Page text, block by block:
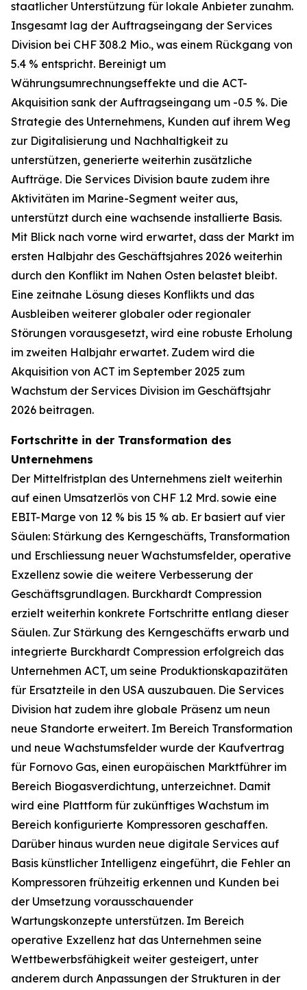
staatlicher Unterstützung für lokale Anbieter zunahm.
Insgesamt lag der Auftragseingang der Services
Division bei CHF 308.2 Mio., was einem Rückgang von
5.4 % entspricht. Bereinigt um
Währungsumrechnungseffekte und die ACT-
Akquisition sank der Auftragseingang um -0.5 %. Die
Strategie des Unternehmens, Kunden auf ihrem Weg
zur Digitalisierung und Nachhaltigkeit zu
unterstützen, generierte weiterhin zusätzliche
Aufträge. Die Services Division baute zudem ihre
Aktivitäten im Marine-Segment weiter aus,
unterstützt durch eine wachsende installierte Basis.
Mit Blick nach vorne wird erwartet, dass der Markt im
ersten Halbjahr des Geschäftsjahres 2026 weiterhin
durch den Konflikt im Nahen Osten belastet bleibt.
Eine zeitnahe Lösung dieses Konflikts und das
Ausbleiben weiterer globaler oder regionaler
Störungen vorausgesetzt, wird eine robuste Erholung
im zweiten Halbjahr erwartet. Zudem wird die
Akquisition von ACT im September 2025 zum
Wachstum der Services Division im Geschäftsjahr
2026 beitragen.
Fortschritte in der Transformation des
Unternehmens
Der Mittelfristplan des Unternehmens zielt weiterhin
auf einen Umsatzerlös von CHF 1.2 Mrd. sowie eine
EBIT-Marge von 12 % bis 15 % ab. Er basiert auf vier
Säulen: Stärkung des Kerngeschäfts, Transformation
und Erschliessung neuer Wachstumsfelder, operative
Exzellenz sowie die weitere Verbesserung der
Geschäftsgrundlagen. Burckhardt Compression
erzielt weiterhin konkrete Fortschritte entlang dieser
Säulen. Zur Stärkung des Kerngeschäfts erwarb und
integrierte Burckhardt Compression erfolgreich das
Unternehmen ACT, um seine Produktionskapazitäten
für Ersatzteile in den USA auszubauen. Die Services
Division hat zudem ihre globale Präsenz um neun
neue Standorte erweitert. Im Bereich Transformation
und neue Wachstumsfelder wurde der Kaufvertrag
für Fornovo Gas, einen europäischen Marktführer im
Bereich Biogasverdichtung, unterzeichnet. Damit
wird eine Plattform für zukünftiges Wachstum im
Bereich konfigurierte Kompressoren geschaffen.
Darüber hinaus wurden neue digitale Services auf
Basis künstlicher Intelligenz eingeführt, die Fehler an
Kompressoren frühzeitig erkennen und Kunden bei
der Umsetzung vorausschauender
Wartungskonzepte unterstützen. Im Bereich
operative Exzellenz hat das Unternehmen seine
Wettbewerbsfähigkeit weiter gesteigert, unter
anderem durch Anpassungen der Strukturen in der